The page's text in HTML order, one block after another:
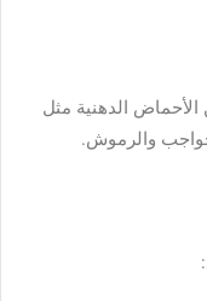
الأحماض الدهنية مثل